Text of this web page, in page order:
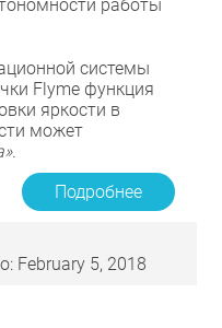
работы
системы
Flyme функция
яркости в
может
.
Подробнее
February 5, 2018